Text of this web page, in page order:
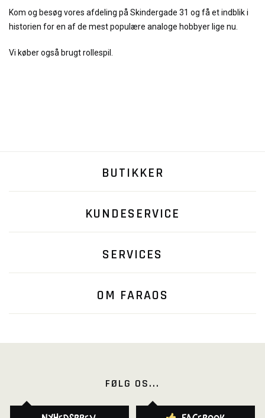
Kom og besøg vores afdeling på Skindergade 31 og få et indblik i
historien for en af de mest populære analoge hobbyer lige nu.
Vi køber også brugt rollespil.
BUTIKKER
KUNDESERVICE
SERVICES
OM FARAOS
FØLG OS...